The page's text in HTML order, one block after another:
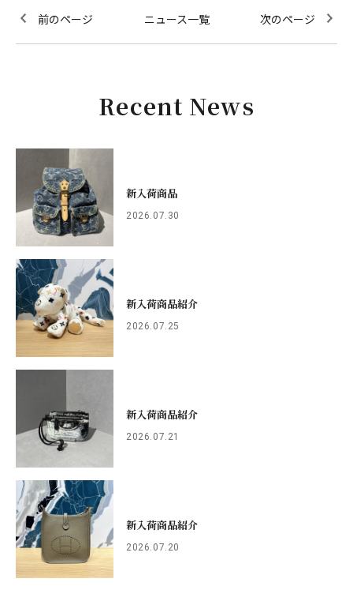
前のページ ニュース一覧 次のページ
Recent News
新入荷商品
2026.07.30
新入荷商品紹介
2026.07.25
新入荷商品紹介
2026.07.21
新入荷商品紹介
2026.07.20